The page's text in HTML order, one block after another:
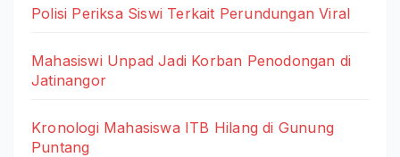
Polisi Periksa Siswi Terkait Perundungan Viral
Mahasiswi Unpad Jadi Korban Penodongan di
Jatinangor
Kronologi Mahasiswa ITB Hilang di Gunung
Puntang